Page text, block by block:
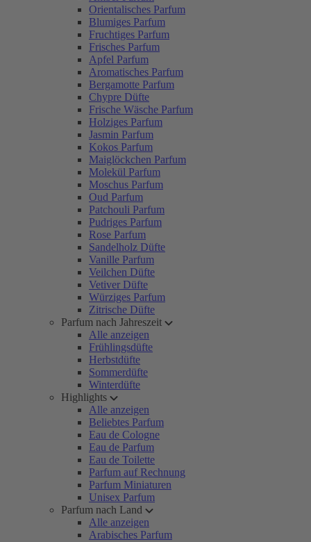
Orientalisches Parfum
Blumiges Parfum
Fruchtiges Parfum
Frisches Parfum
Apfel Parfum
Aromatisches Parfum
Bergamotte Parfum
Chypre Düfte
Frische Wäsche Parfum
Holziges Parfum
Jasmin Parfum
Kokos Parfum
Maiglöckchen Parfum
Molekül Parfum
Moschus Parfum
Oud Parfum
Patchouli Parfum
Pudriges Parfum
Rose Parfum
Sandelholz Düfte
Vanille Parfum
Veilchen Düfte
Vetiver Düfte
Würziges Parfum
Zitrische Düfte
Parfum nach Jahreszeit
Alle anzeigen
Frühlingsdüfte
Herbstdüfte
Sommerdüfte
Winterdüfte
Highlights
Alle anzeigen
Beliebtes Parfum
Eau de Cologne
Eau de Parfum
Eau de Toilette
Parfum auf Rechnung
Parfum Miniaturen
Unisex Parfum
Parfum nach Land
Alle anzeigen
Arabisches Parfum